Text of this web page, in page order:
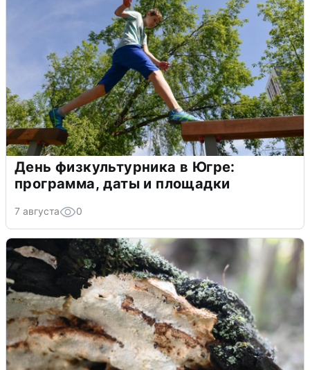
День физкультурника в Югре:
программа, даты и площадки
7 августа 0